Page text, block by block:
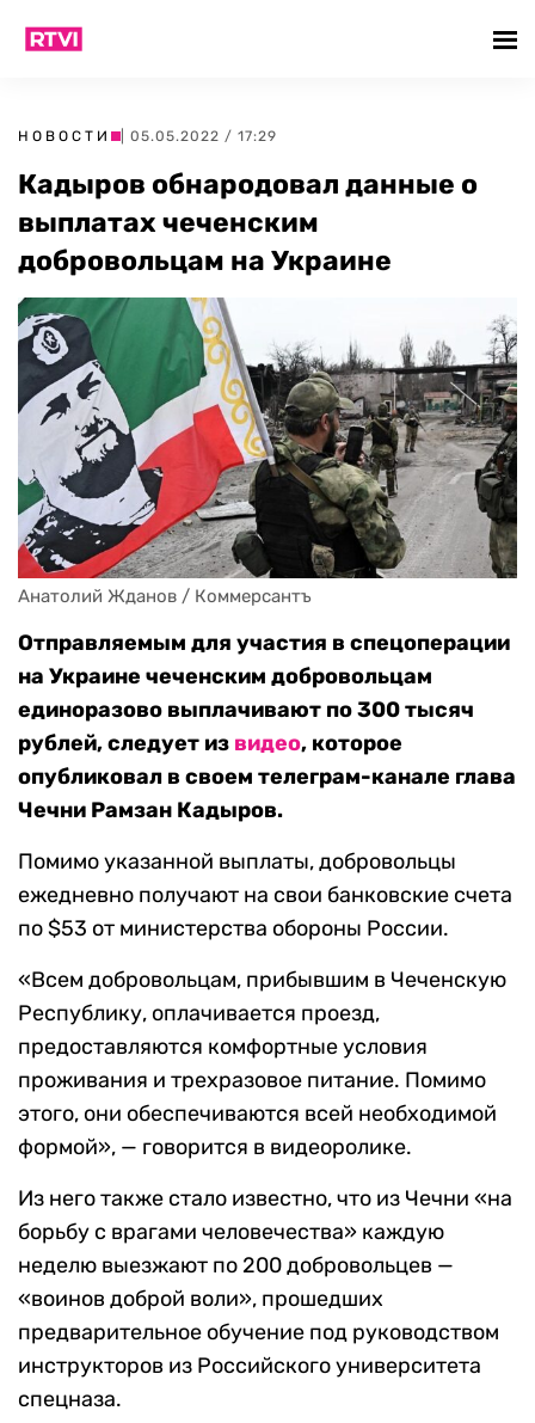
НОВОСТИ | 05.05.2022 / 17:29
Кадыров обнародовал данные о
выплатах чеченским
добровольцам на Украине
Анатолий Жданов / Коммерсантъ
Отправляемым для участия в спецоперации
на Украине чеченским добровольцам
единоразово выплачивают по 300 тысяч
рублей, следует из видео, которое
опубликовал в своем телеграм-канале глава
Чечни Рамзан Кадыров.
Помимо указанной выплаты, добровольцы
ежедневно получают на свои банковские счета
по $53 от министерства обороны России.
«Всем добровольцам, прибывшим в Чеченскую
Республику, оплачивается проезд,
предоставляются комфортные условия
проживания и трехразовое питание. Помимо
этого, они обеспечиваются всей необходимой
формой», — говорится в видеоролике.
Из него также стало известно, что из Чечни «на
борьбу с врагами человечества» каждую
неделю выезжают по 200 добровольцев —
«воинов доброй воли», прошедших
предварительное обучение под руководством
инструкторов из Российского университета
спецназа.